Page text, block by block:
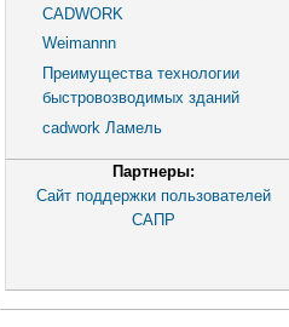
CADWORK
Weimannn
Преимущества технологии
быстровозводимых зданий
cadwork Ламель
Партнеры:
Сайт поддержки пользователей
САПР